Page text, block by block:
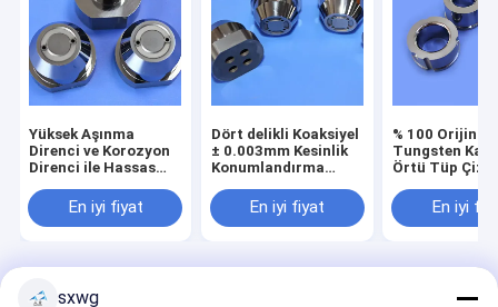
Yüksek Aşınma
Direnci ve Korozyon
Direnci ile Hassas
Tungsten Karbür
Kalıpları, Gelişmiş
En iyi fiyat
Dört delikli Koaksiyel
± 0.003mm Kesinlik
Konumlandırma
ambalajı için sıfır
manyetik müdahale
En iyi fiyat
% 100 Orijinal
Tungsten
Örtü Tüp
En iyi
sxwg